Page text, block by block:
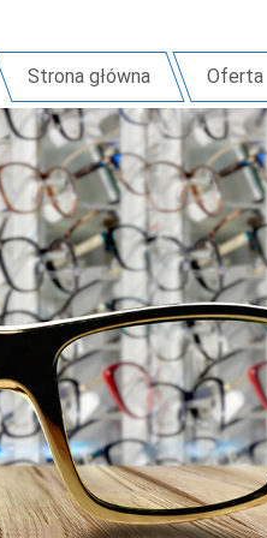
Strona główna Oferta